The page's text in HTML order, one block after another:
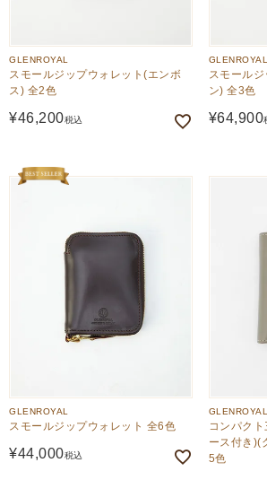
GLENROYAL
スモールジップウォレット(エンボ
ス) 全2色
¥46,200税込
GLENROYAL
スモール
ン) 全3色
¥64,900
GLENROYAL
スモールジップウォレット 全6色
¥44,000税込
GLENROYAL
コンパク
ース付き)(
5色